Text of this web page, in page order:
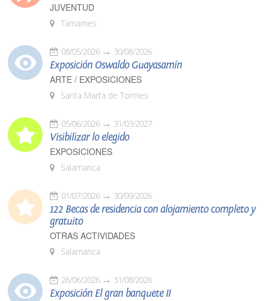
JUVENTUD
Tamames
08/05/2026 30/08/2026
Exposición Oswaldo Guayasamín
ARTE / EXPOSICIONES
Santa Marta de Tormes
05/06/2026 31/03/2027
Visibilizar lo elegido
EXPOSICIONES
Salamanca
01/07/2026 30/09/2026
122 Becas de residencia con alojamiento completo y
gratuito
OTRAS ACTIVIDADES
Salamanca
26/06/2026 31/08/2026
Exposición El gran banquete II